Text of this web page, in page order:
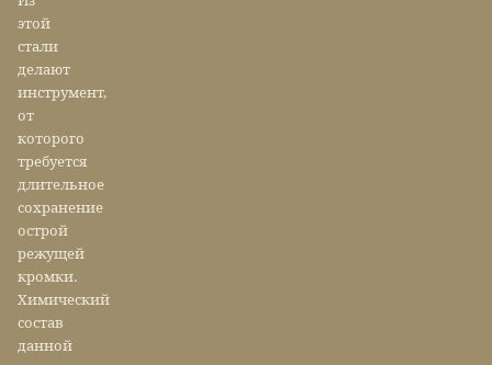
этой
стали
делают
инструмент,
от
которого
требуется
длительное
сохранение
острой
режущей
кромки.
Химический
состав
данной